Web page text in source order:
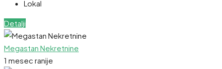
Lokal
Detalji
Megastan Nekretnine
1 mesec ranije